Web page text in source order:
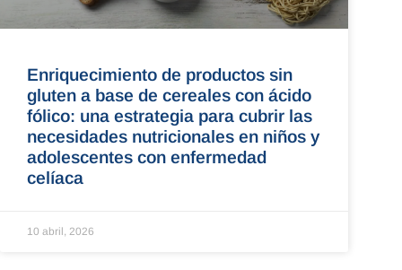
Enriquecimiento de productos sin
gluten a base de cereales con ácido
fólico: una estrategia para cubrir las
necesidades nutricionales en niños y
adolescentes con enfermedad
celíaca
10 abril, 2026